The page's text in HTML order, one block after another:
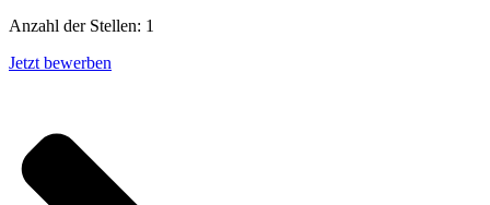
Anzahl der Stellen: 1
Jetzt bewerben